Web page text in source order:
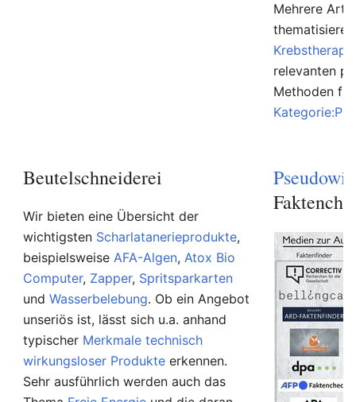
Mehrere
relevanten
Methoden
Beutelschneiderei
Wir bieten eine Übersicht der
wichtigsten Scharlatanerieprodukte,
beispielsweiseAFA-Algen,Atox Bio
Computer, Zapper, Spritsparkarten
undWasserbelebung. Ob ein Angebot
unseriös ist, lässt sich u.a. anhand
typischer Merkmale technisch
wirkungsloser Produkte erkennen.
Sehr ausführlich werden auch das